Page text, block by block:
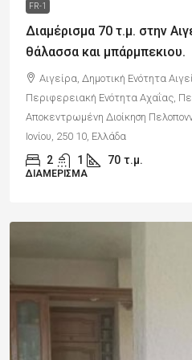
FR-1
Διαμέρισμα 70 τ.μ. στην
θάλασσα και μπάρμπεκιου.
Αιγείρα, Δημοτική Ενότητα
Περιφερειακή Ενότητα Αχαΐας,
Αποκεντρωμένη Διοίκηση
Ιονίου, 250 10, Ελλάδα
2 1 70 τ.μ.
ΔΙΑΜΈΡΙΣΜΑ